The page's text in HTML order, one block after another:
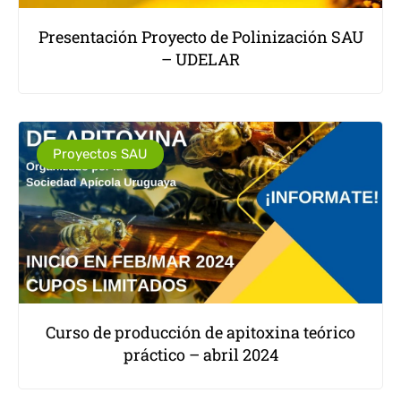
Presentación Proyecto de Polinización SAU
– UDELAR
Proyectos SAU
Curso de producción de apitoxina teórico
práctico – abril 2024